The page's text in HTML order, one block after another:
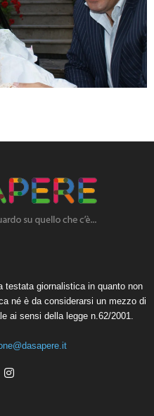
testata giornalistica in quanto non
né è da considerarsi un mezzo di
ai sensi della legge n.62/2001.